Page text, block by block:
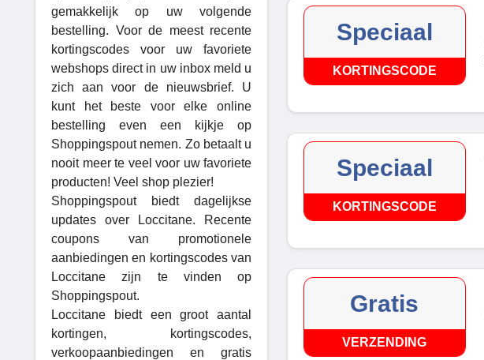
gemakkelijk op uw volgende
bestelling. Voor de meest recente
kortingscodes voor uw favoriete
webshops direct in uw inbox meld u
zich aan voor de nieuwsbrief. U
kunt het beste voor elke online
bestelling even een kijkje op
Shoppingspout nemen. Zo betaalt u
nooit meer te veel voor uw favoriete
producten! Veel shop plezier!
Shoppingspout biedt dagelijkse
updates over Loccitane. Recente
coupons van promotionele
aanbiedingen en kortingscodes van
Loccitane zijn te vinden op
Shoppingspout.
Loccitane biedt een groot aantal
kortingen, kortingscodes,
verkoopaanbiedingen en gratis
Speciaal
KORTINGSCODE
Speciaal
KORTINGSCODE
Gratis
VERZENDING